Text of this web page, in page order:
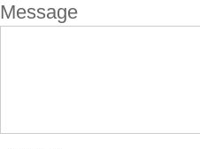
Message